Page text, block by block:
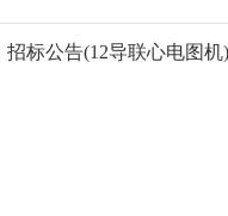
招标公告(12导联心电图机)